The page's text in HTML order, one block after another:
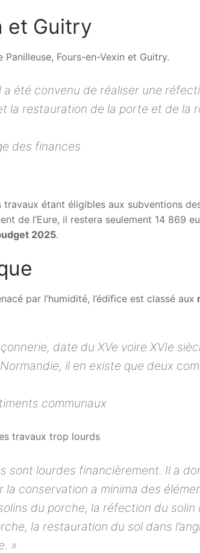
et Guitry
Fours-en-Vexin et Guitry.
a été convenu de réaliser une
la restauration de la porte et de la
des finances
travaux étant éligibles aux subventions
de l’Eure, il restera seulement 14 869
2025.
par l’humidité, l’édifice est classé aux
date du XVe voire XVIe
il en existe que deux
communaux
travaux trop lourds
sont lourdes financièrement. Il a
la conservation a minima des
du porche, la réfection du solin
la restauration du sol dans
»